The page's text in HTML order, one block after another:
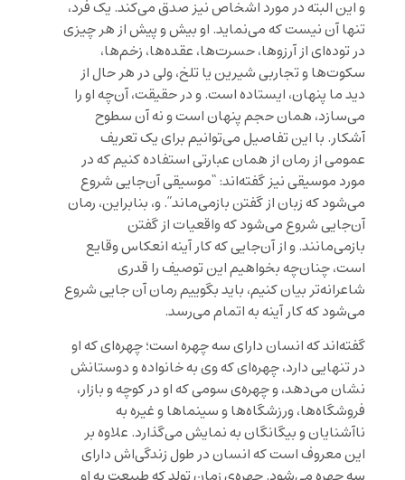
و این البته در مورد اشخاص نیز صدق می‌کند. یک فرد،
تنها آن نیست که می‌نماید. او بیش و پیش از هر چیزی
در توده‌ای از آرزوها، حسرت‌ها، عقده‌ها، زخم‌ها،
سکوت‌ها و تجاربی شیرین یا تلخ، ولی در هر حال از
دید ما پنهان، ایستاده است. و در حقیقت، آن‌چه او را
می‌سازد، همان حجم پنهان است و نه آن سطوح
آشکار. با این تفاصیل می‌توانیم برای یک تعریف
عمومی از رمان از همان عبارتی استفاده کنیم که در
مورد موسیقی نیز گفته‌اند: “موسیقی آن‌جایی شروع
می‌شود که زبان از گفتن بازمی‌ماند”. و، بنابراین، رمان
آن‌جایی شروع می‌شود که واقعیات از گفتن
بازمی‌مانند. و از آن‌جایی که کار آینه انعکاس وقایع
است، چنان‌چه بخواهیم این توصیف را قدری
شاعرانه‌تر بیان کنیم، باید بگوییم رمان آن جایی شروع
می‌شود که کار آینه به اتمام می‌رسد.
گفته‌اند که انسان دارای سه چهره است؛ چهره‌ای که او
در تنهایی دارد، چهره‌ای که وی به خانواده و دوستانش
نشان می‌دهد، و چهره‌ی سومی که او در کوچه و بازار،
فروشگاه‌ها، ورزشگاه‌ها و سینماها و غیره به
ناآشنایان و بیگانگان به نمایش می‌گذارد. علاوه بر
این معروف است که انسان در طول زندگی‌اش دارای